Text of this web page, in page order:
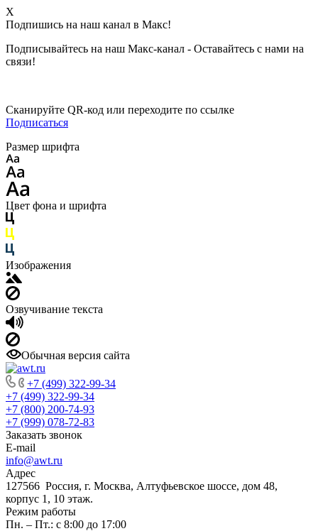
X
Подпишись на наш канал в Макс!
Подписывайтесь на наш Макс-канал - Оставайтесь с нами на
связи!
Сканируйте QR-код или переходите по ссылке
Подписаться
Размер шрифта
Цвет фона и шрифта
Изображения
Озвучивание текста
Обычная версия сайта
+7 (499) 322-99-34
+7 (499) 322-99-34
+7 (800) 200-74-93
+7 (999) 078-72-83
Заказать звонок
E-mail
info@awt.ru
Адрес
127566 Россия, г. Москва, Алтуфьевское шоссе, дом 48,
корпус 1, 10 этаж.
Режим работы
Пн. – Пт.: с 8:00 до 17:00